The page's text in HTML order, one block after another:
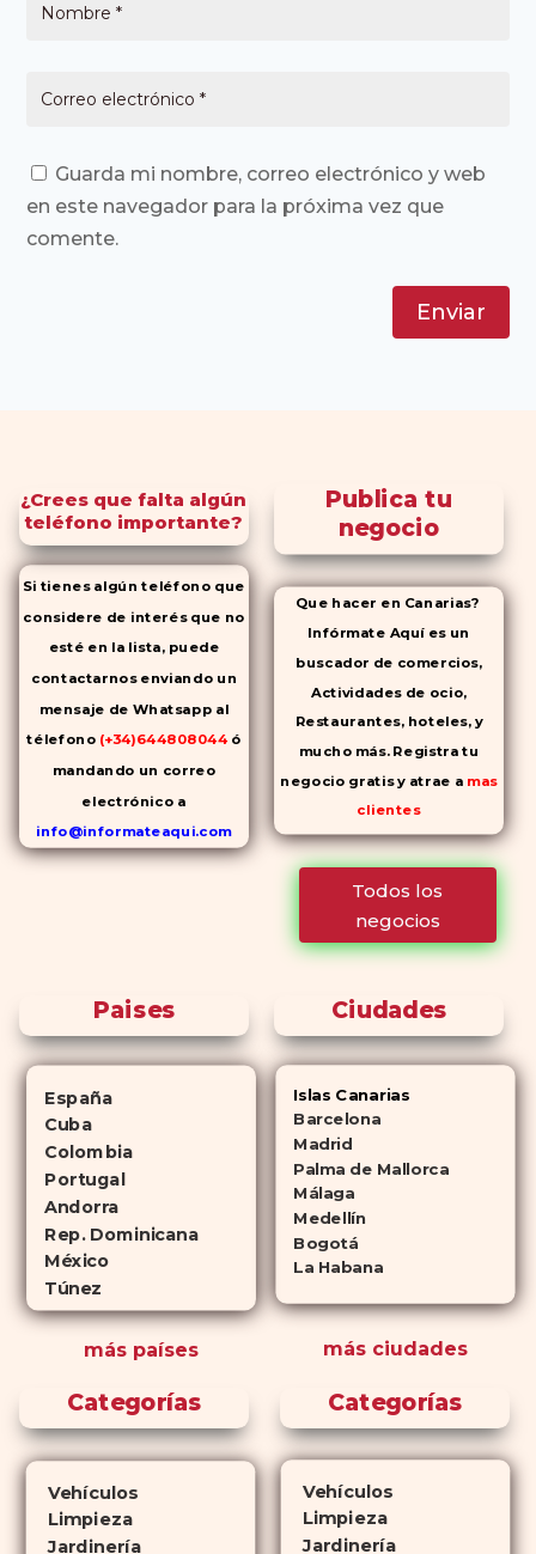
Guarda mi nombre, correo electrónico y web
en este navegador para la próxima vez que
comente.
Enviar
¿Crees que falta algún
teléfono importante?
Si tienes algún teléfono que
considere de interés que no
esté en la lista, puede
contactarnos enviando un
mensaje de Whatsapp al
télefono (+34)644808044 ó
mandando un correo
electrónico a
info@informateaqui.com
Mientras que antes la
cambio de los tiempos ha
permitido la producción de
alternativas genéricas tanto a
Cialis como a
respectivamente) que se
consideran tan rentables e igual
de eficaces que su homólogo de
marca. En su mayor parte,
ambos medicamentos funcionan
de la misma manera y tienen
perfiles de efectos secundarios
diferencia? El tiempo.comprar
Cialisejerce sus efectos hasta 4
atractiva para quienes no desean
Publica tu
negocio
Que hacer en Canarias?
Infórmate Aquí es un
buscador de comercios,
Actividades de ocio,
Restaurantes, hoteles, y
mucho más. Registra tu
negocio gratis y atrae a mas
clientes
Todos los
negocios
Paises
España
Cuba
Colombia
Portugal
Andorra
Rep. Dominicana
México
Túnez
más países
Ciudades
Islas Canarias
Barcelona
Madrid
Palma de Mallorca
Málaga
Medellín
Bogotá
La Habana
más ciudades
Categorías
Vehículos
Limpieza
Jardinería
Categorías
Vehículos
Limpieza
Jardinería